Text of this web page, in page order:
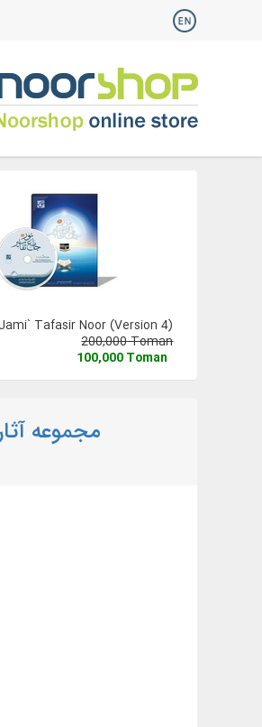
Jami` Tafasir Noor (Version 4)
200,000 Toman
100,000 Toman
مجموعه